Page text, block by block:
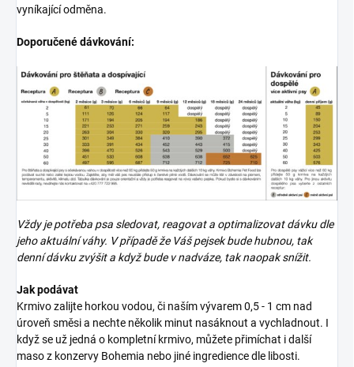
vyníkající odměna.
Doporučené dávkování:
Vždy je potřeba psa sledovat, reagovat a optimalizovat dávku dle
jeho aktuální váhy. V případě že Váš pejsek bude hubnou, tak
denní dávku zvýšit a když bude v nadváze, tak naopak snížit.
Jak podávat
Krmivo zalijte horkou vodou, či naším vývarem 0,5 - 1 cm nad
úroveň směsi a nechte několik minut nasáknout a vychladnout. I
když se už jedná o kompletní krmivo, můžete přimíchat i další
maso z konzervy Bohemia nebo jiné ingredience dle libosti.